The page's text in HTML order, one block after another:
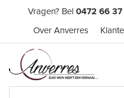
Vragen? Bel 0472 66 37
Over Anverres